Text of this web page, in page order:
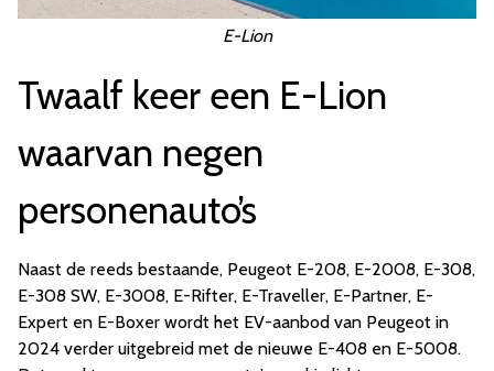
E-Lion
Twaalf keer een E-Lion
waarvan negen
personenauto’s
Naast de reeds bestaande, Peugeot E-208, E-2008, E-308,
E-308 SW, E-3008, E-Rifter, E-Traveller, E-Partner, E-
Expert en E-Boxer wordt het EV-aanbod van Peugeot in
2024 verder uitgebreid met de nieuwe E-408 en E-5008.